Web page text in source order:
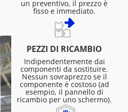
un preventivo, il prezzo è
fisso e immediato.
PEZZI DI RICAMBIO
Indipendentemente dai
componenti da sostituire.
Nessun sovraprezzo se il
componente è costoso (ad
esempio, il pannello di
ricambio per uno schermo).